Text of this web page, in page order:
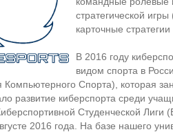
стратегической
карточные
В 2016 году
видом спорта в
Спорта), которая
развитие киберспорта среди
Студенческой
2016 года. На базе нашего